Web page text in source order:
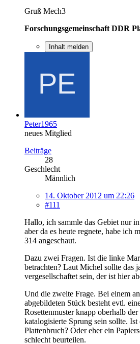
Gruß Mech3
Forschungsgemeinschaft DDR
Inhalt melden
Peter1965
neues Mitglied
Beiträge
28
Geschlecht
Männlich
14. Oktober 2012 um 22:26
#111
Hallo, ich sammle das Gebiet nur
aber da es heute regnete, habe ich
314 angeschaut.
Dazu zwei Fragen. Ist die linke
betrachten? Laut Michel sollte das
vergesellschaftet sein, der ist hier
Und die zweite Frage. Bei einem
abgebildeten Stück besteht evtl.
Rosettenmuster knapp oberhalb
katalogisierte Sprung sein sollte.
Plattenbruch? Oder eher ein
schlecht beurteilen.